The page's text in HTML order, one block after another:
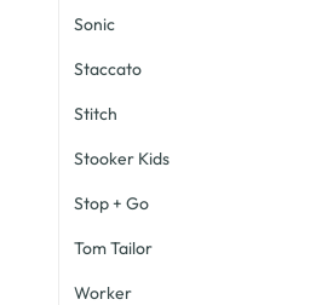
Sonic
Staccato
Stitch
Stooker Kids
Stop + Go
Tom Tailor
Worker